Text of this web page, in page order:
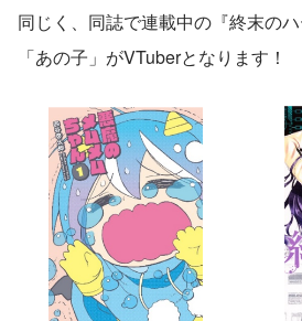
同じく、同誌で連載中の『終末の
「あの子」がVTuberとなります！